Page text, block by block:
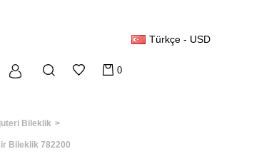
Türkçe - USD
0
Bileklik
Bileklik 782200